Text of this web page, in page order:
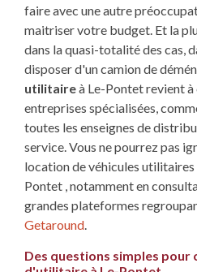
faire avec une autre
maitriser votre budget. Et la
dans la quasi-totalité des cas,
disposer d'un camion de
utilitaireà Le-Pontet revient
entreprises spécialisées,
toutes les enseignes de
service. Vous ne pourrez pas
location de véhicules
Pontet , notamment en
grandes plateformes
Getaround.
Des questions simples